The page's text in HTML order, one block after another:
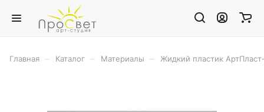
Главная Каталог Материалы Жидкий пластик